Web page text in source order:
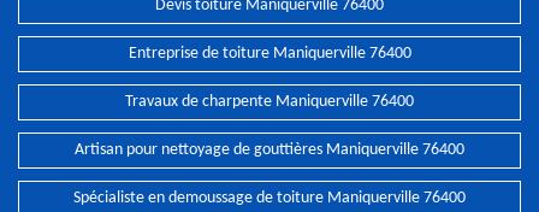
Devis toiture Maniquerville 76400
Entreprise de toiture Maniquerville 76400
Travaux de charpente Maniquerville 76400
Artisan pour nettoyage de gouttières Maniquerville 76400
Spécialiste en demoussage de toiture Maniquerville 76400